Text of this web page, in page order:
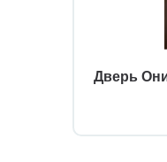
Дверь